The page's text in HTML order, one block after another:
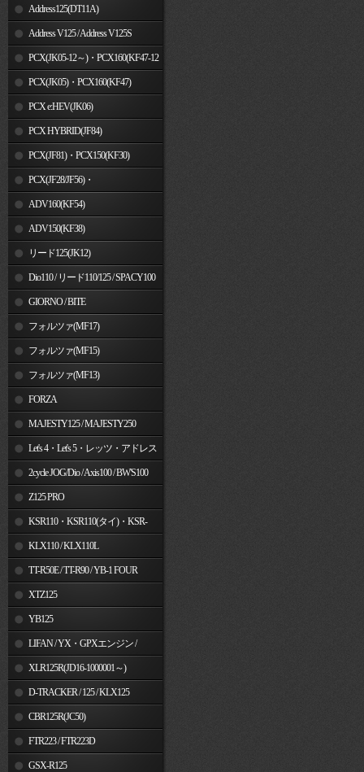
Address125(DT11A)
Address V125 / Address V125S
PCX(JK05-12～)・PCX160(KF47-12
～) PCX(JK05)・PCX160(KF47)
PCX e:HEV(JK06)
PCX HYBRID(JF84)
PCX(JF81)・PCX150(KF30)
PCX(JF28/JF56)・
PCX150(KF12/KF18)
ADV160(KF54)
ADV150(KF38)
リード125(JK12)
Dio110 / リード110/125 / SPACY100
GIORNO / BITE
フォルツァ(MF17)
フォルツァ(MF15)
フォルツァ(MF13)
FORZA
MAJESTY125 / MAJESTY250
Let's 4・Let's 5・レッツ・アドレス
V50 2cycle JOG/Dio / Axis100 / BW'S100
Z125 PRO
KSR110・KSR110(タイ)・KSR-
I/II・KSR PRO
KLX110 / KLX110L
TT-R50E / TT-R90 / YB-1 FOUR
XTZ125
YB125
LIFAN / YX・GPXエンジン /
JinchengXLR125R(JD16-1000001～)
D-TRACKER / 125 / KLX125
CBR125R(JC50)
FTR223 / FTR223D
GSX-R125